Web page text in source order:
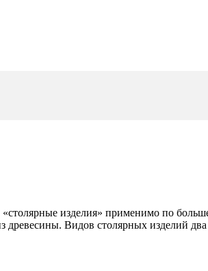
изделия» применимо по
древесины. Видов столярных изделий